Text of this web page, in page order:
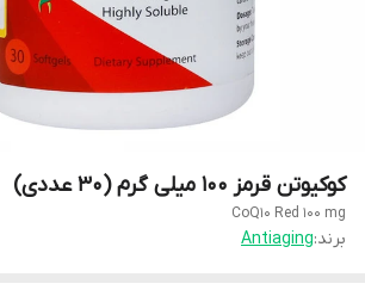
کوکیوتن قرمز 100 میلی گرم (30 عددی)
CoQ10 Red 100 mg
برند:Antiaging